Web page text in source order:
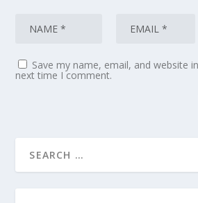
Save my name, email, and website
next time I comment.